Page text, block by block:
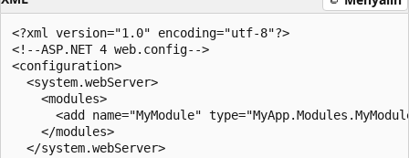
<?xml version="1.0" encoding="utf-8"?>
<!--ASP.NET 4 web.config-->
<configuration>
  <system.webServer>
    <modules>
<add name="MyModule"
    </modules>
  </system.webServer>